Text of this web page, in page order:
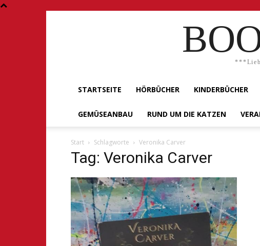
STARTSEITE HÖRBÜCHER KINDERBÜCHER
GEMÜSEANBAU RUND UM DIE KATZEN
Start Schlagworte Veronika Carver
Tag: Veronika Carver